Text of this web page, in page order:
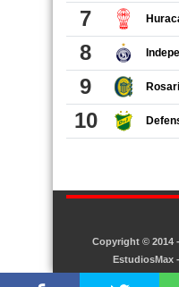
Copyright © 2014
EstudiosMax